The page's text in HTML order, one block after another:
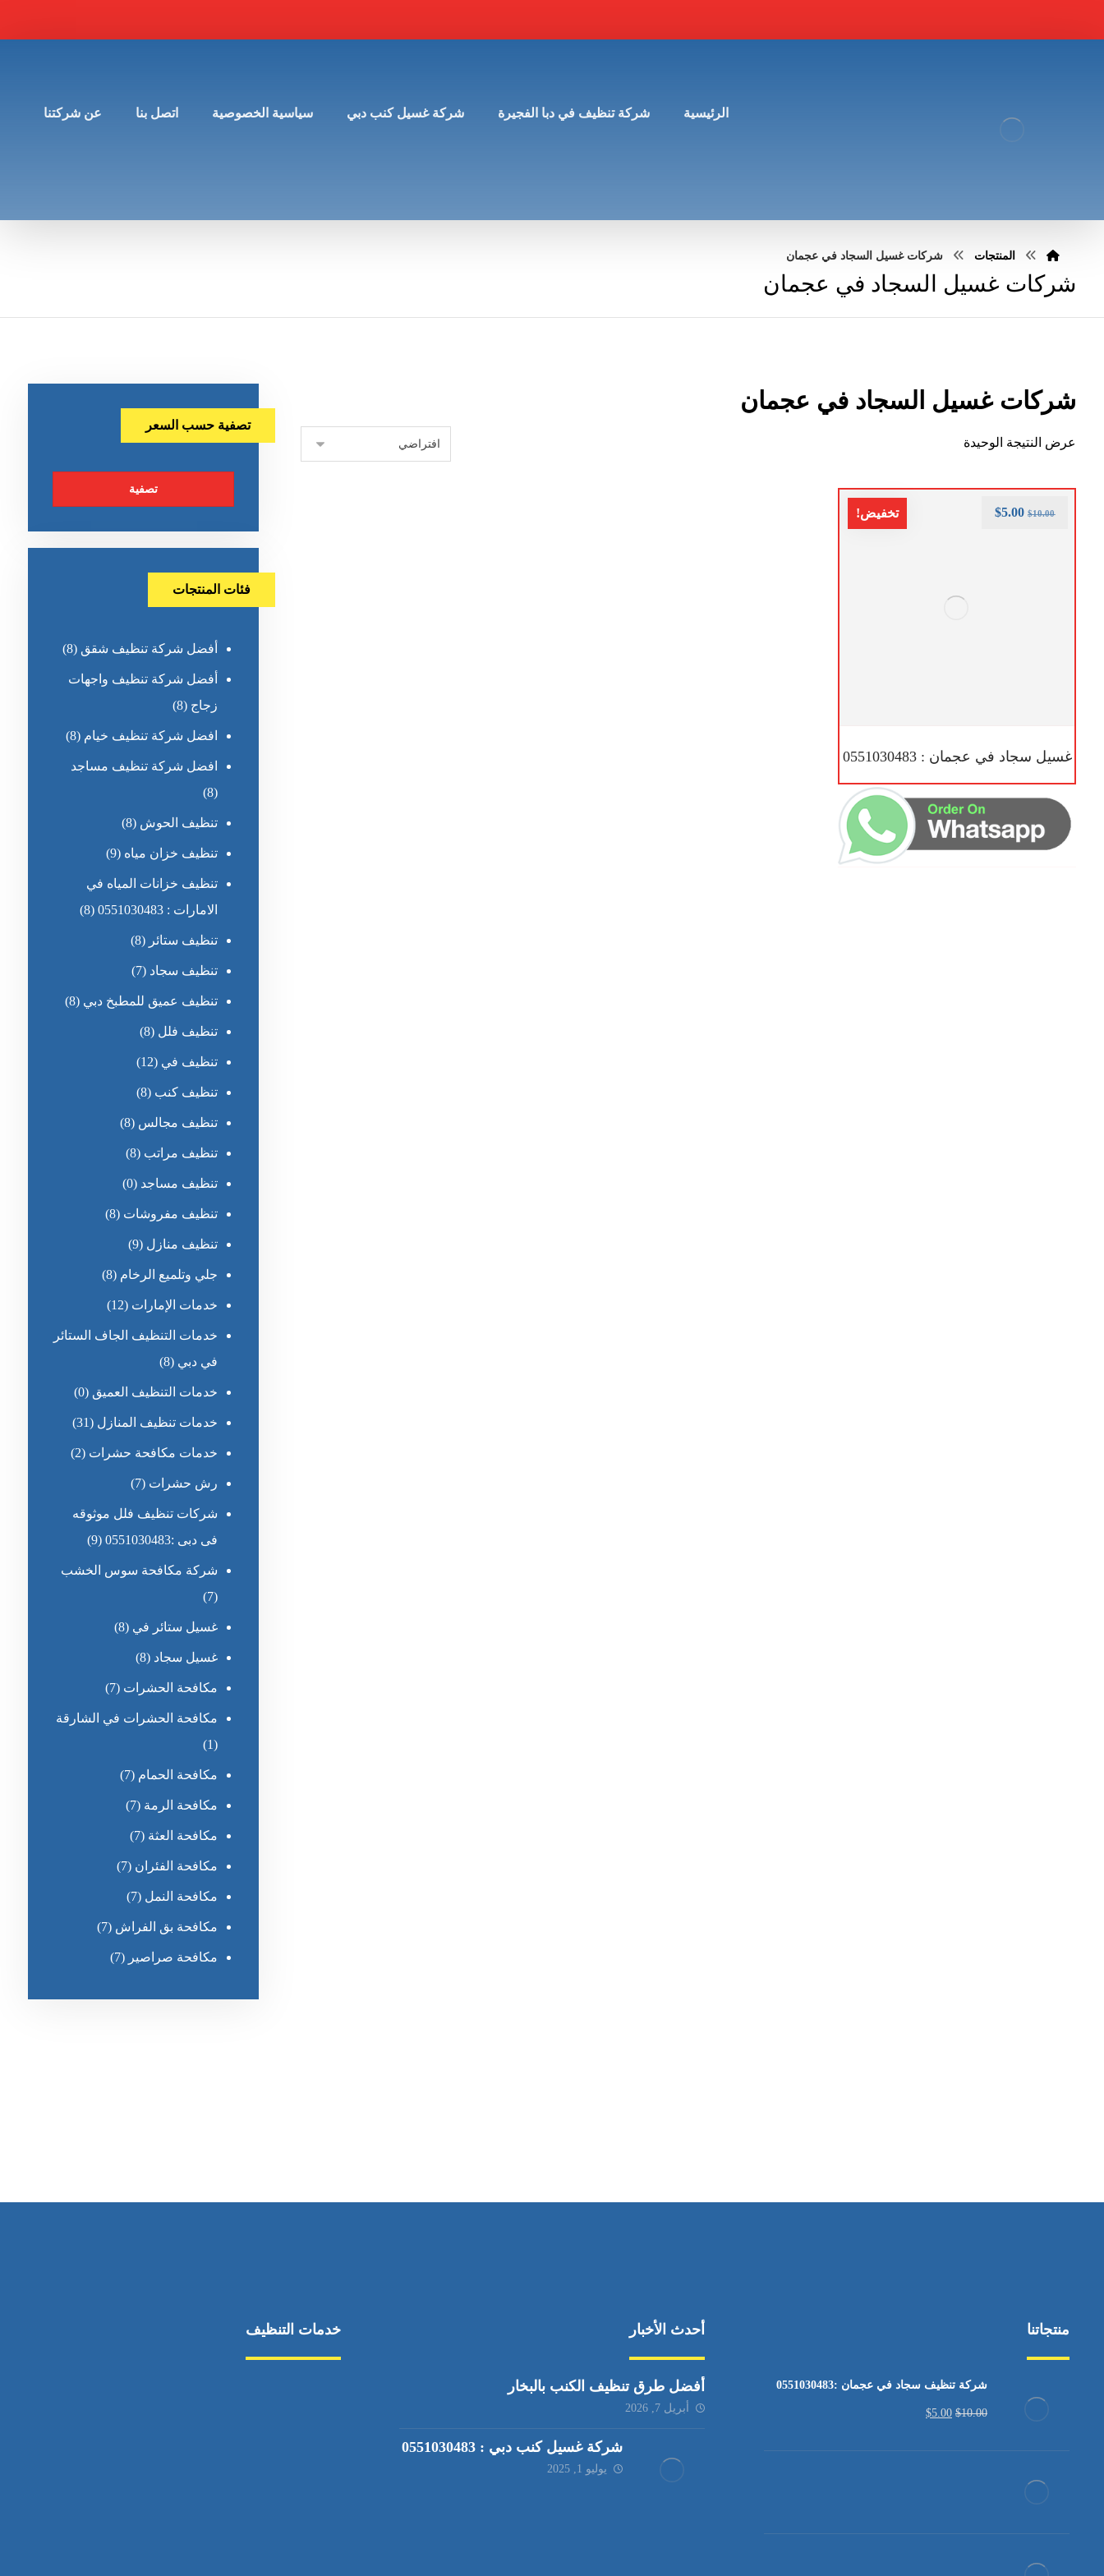
الرئيسية شركة تنظيف في دبا الفجيرة شركة غسيل كنب دبي سياسية الخصوصية اتصل بنا عن شركتنا
المنتجات شركات غسيل السجاد في عجمان
شركات غسيل السجاد في عجمان
شركات غسيل السجاد في عجمان
عرض النتيجة الوحيدة
تخفيض!
غسيل سجاد في عجمان : 0551030483
$10.00
$5.00
تصفية حسب السعر
تصفية
فئات المنتجات
أفضل شركة تنظيف شقق (8)
أفضل شركة تنظيف واجهات
زجاج (8)
افضل شركة تنظيف خيام (8)
افضل شركة تنظيف مساجد
(8)
تنظيف الحوش (8)
تنظيف خزان مياه (9)
تنظيف خزانات المياه في
الامارات : 0551030483
(8)
تنظيف ستائر (8)
تنظيف سجاد (7)
تنظيف عميق للمطبخ دبي (8)
تنظيف فلل (8)
تنظيف في (12)
تنظيف كنب (8)
تنظيف مجالس (8)
تنظيف مراتب (8)
تنظيف مساجد (0)
تنظيف مفروشات (8)
تنظيف منازل (9)
جلي وتلميع الرخام (8)
خدمات الإمارات (12)
خدمات التنظيف الجاف الستائر
في دبي (8)
خدمات التنظيف العميق (0)
خدمات تنظيف المنازل (31)
خدمات مكافحة حشرات (2)
رش حشرات (7)
شركات تنظيف فلل موثوقه
فى دبى :0551030483
(9)
شركة مكافحة سوس الخشب
(7)
غسيل ستائر في (8)
غسيل سجاد (8)
مكافحة الحشرات (7)
مكافحة الحشرات في الشارقة
(1)
مكافحة الحمام (7)
مكافحة الرمة (7)
مكافحة العثة (7)
مكافحة الفئران (7)
مكافحة النمل (7)
مكافحة بق الفراش (7)
مكافحة صراصير (7)
منتجاتنا
شركة تنظيف سجاد في عجمان :0551030483
$10.00
$5.00
أحدث الأخبار
أفضل طرق تنظيف الكنب بالبخار
أبريل 7, 2026
شركة غسيل كنب دبي : 0551030483
يوليو 1, 2025
خدمات التنظيف